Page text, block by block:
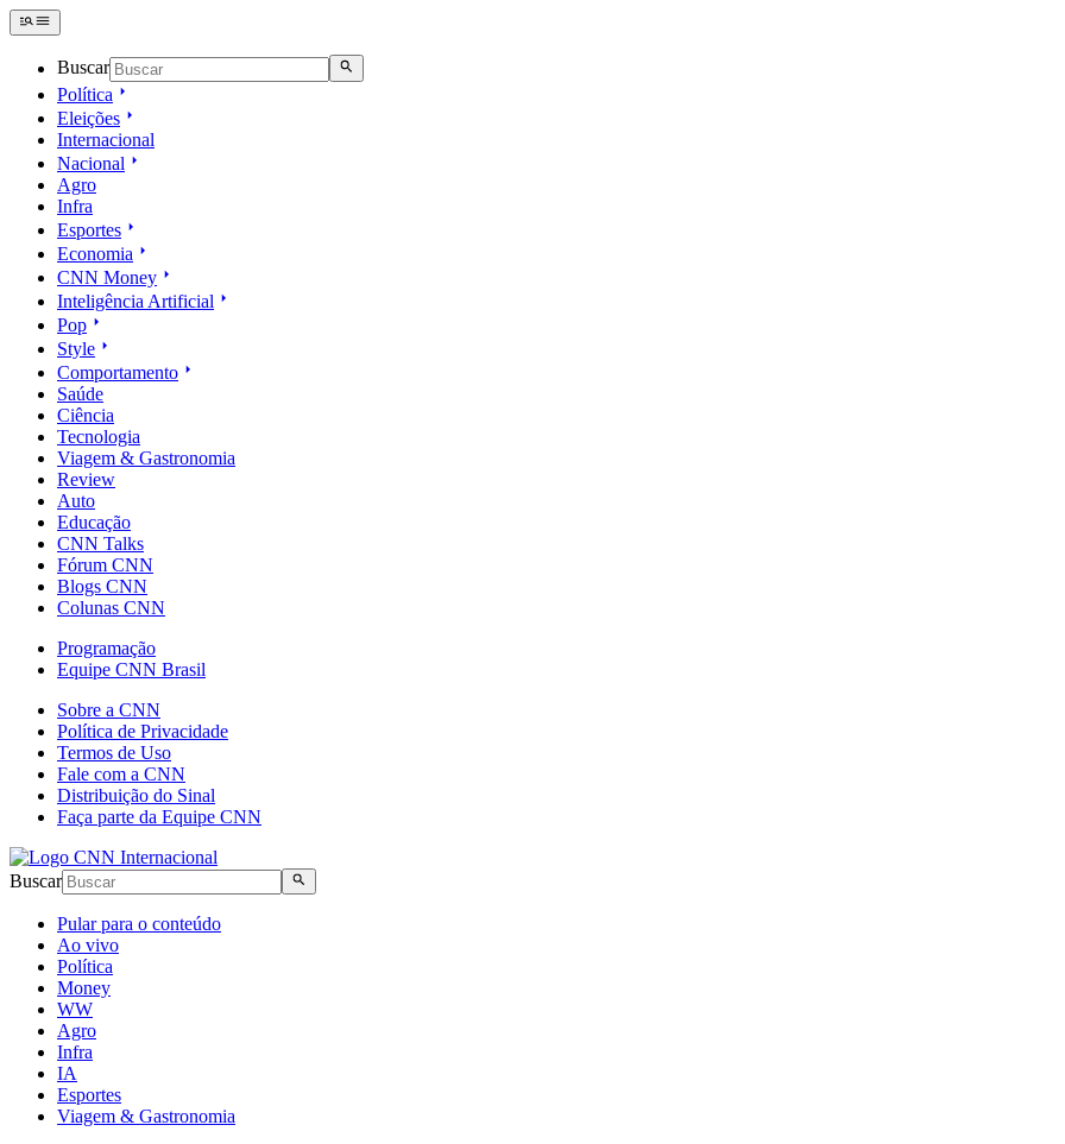
Buscar
Política
Eleições
Internacional
Nacional
Agro
Infra
Esportes
Economia
CNN Money
Inteligência Artificial
Pop
Style
Comportamento
Saúde
Ciência
Tecnologia
Viagem & Gastronomia
Review
Auto
Educação
CNN Talks
Fórum CNN
Blogs CNN
Colunas CNN
Programação
Equipe CNN Brasil
Sobre a CNN
Política de Privacidade
Termos de Uso
Fale com a CNN
Distribuição do Sinal
Faça parte da Equipe CNN
Buscar
Pular para o conteúdo
Ao vivo
Política
Money
WW
Agro
Infra
IA
Esportes
Viagem & Gastronomia